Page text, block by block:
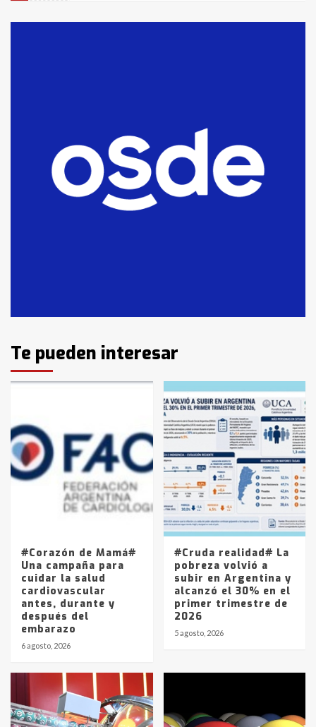
fueron detenidos por
comercialización de drogas en la
tarde del sábado
T.Lauquen: se vendió el edificio de
lo que fue la planta Industrial del
3
Identidad de los adolescentes
pampeanos que fueron
en la mañana del lunes
4
Accidente en Ruta 5: falleció un
joven de Trenque Lauquen
Los precios de los combustibles en
La Pampa, desde YPF hasta Axion
entre 857 a 1338 pesos
Te pueden interesar
#Corazón de Mamá#
Una campaña para
cuidar la salud
cardiovascular
antes, durante y
después del
embarazo
6 agosto, 2026
#Cruda realidad# La
pobreza volvió a
subir en Argentina y
alcanzó el 30% en el
primer trimestre de
2026
5 agosto, 2026